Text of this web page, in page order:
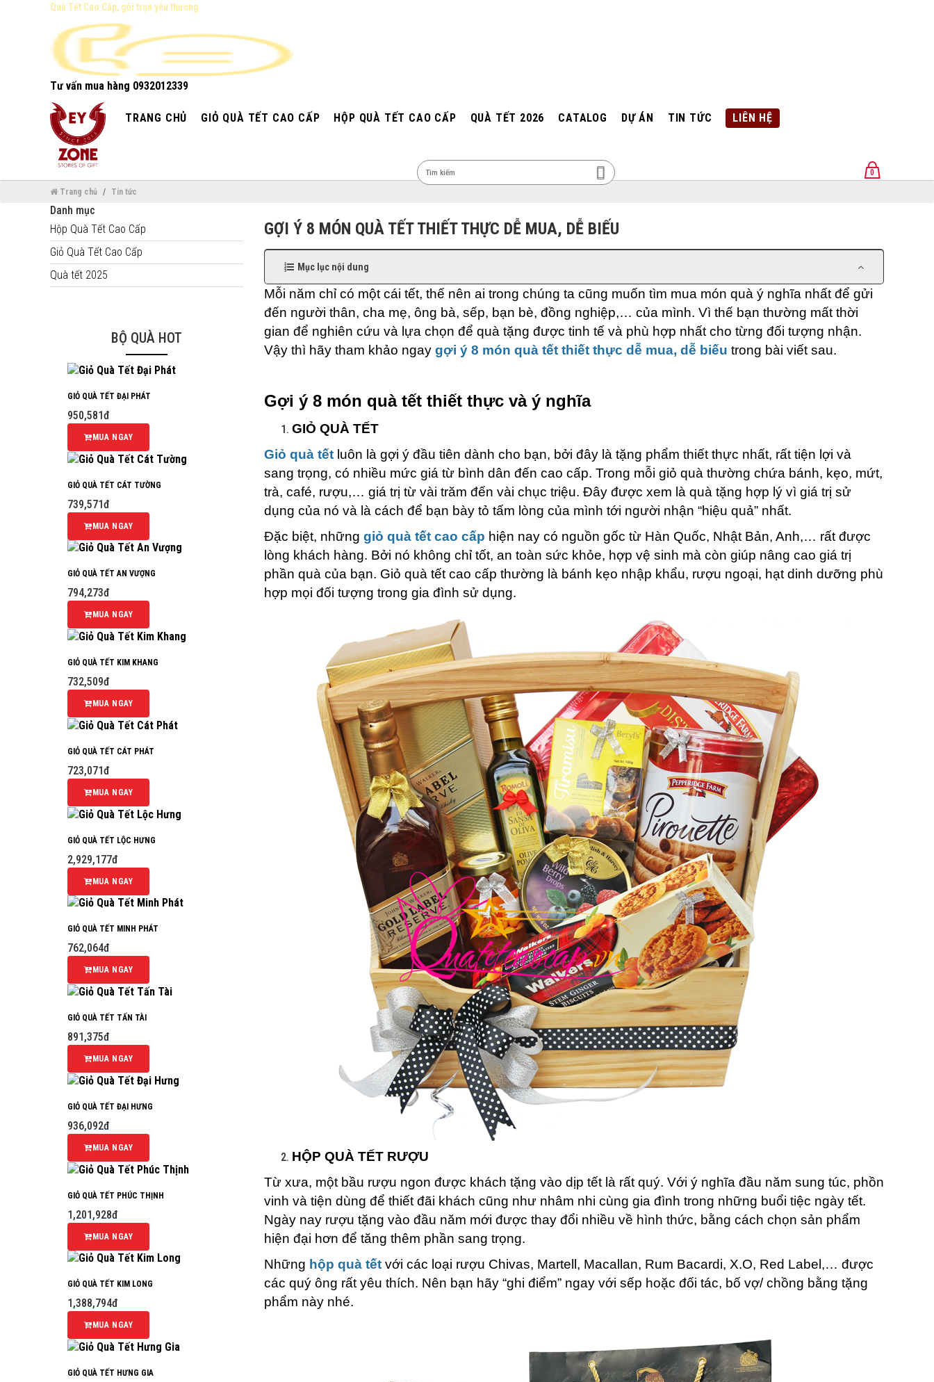
Quà Tết Cao Cấp, gói trọn yêu thương
Tư vấn mua hàng 0932012339
TRANG CHỦ GIỎ QUÀ TẾT CAO CẤP HỘP QUÀ TẾT CAO CẤP QUÀ TẾT 2026 CATALOG DỰ ÁN TIN TỨC LIÊN HỆ
MENU
0
Trang chủ
Tin tức
GỢI Ý 8 MÓN QUÀ TẾT THIẾT THỰC DỄ MUA, DỄ BIẾU
Mục lục nội dung
Mỗi năm chỉ có một cái tết, thế nên ai trong chúng ta cũng muốn tìm mua món quà ý nghĩa nhất để gửi
đến người thân, cha mẹ, ông bà, sếp, bạn bè, đồng nghiệp,… của mình. Vì thế bạn thường mất thời
gian để nghiên cứu và lựa chọn để quà tặng được tinh tế và phù hợp nhất cho từng đối tượng nhận.
Vậy thì hãy tham khảo ngay gợi ý 8 món quà tết thiết thực dễ mua, dễ biếu trong bài viết sau.
Gợi ý 8 món quà tết thiết thực và ý nghĩa
GIỎ QUÀ TẾT
Giỏ quà tết luôn là gợi ý đầu tiên dành cho bạn, bởi đây là tặng phẩm thiết thực nhất, rất tiện lợi và
sang trọng, có nhiều mức giá từ bình dân đến cao cấp. Trong mỗi giỏ quà thường chứa bánh, kẹo, mứt,
trà, café, rượu,… giá trị từ vài trăm đến vài chục triệu. Đây được xem là quà tặng hợp lý vì giá trị sử
dụng của nó và là cách để bạn bày tỏ tấm lòng của mình tới người nhận “hiệu quả” nhất.
Đặc biệt, những giỏ quà tết cao cấp hiện nay có nguồn gốc từ Hàn Quốc, Nhật Bản, Anh,… rất được
lòng khách hàng. Bởi nó không chỉ tốt, an toàn sức khỏe, hợp vệ sinh mà còn giúp nâng cao giá trị
phần quà của bạn. Giỏ quà tết cao cấp thường là bánh kẹo nhập khẩu, rượu ngoại, hạt dinh dưỡng phù
hợp mọi đối tượng trong gia đình sử dụng.
HỘP QUÀ TẾT RƯỢU
Từ xưa, một bầu rượu ngon được khách tặng vào dịp tết là rất quý. Với ý nghĩa đầu năm sung túc, phồn
vinh và tiện dùng để thiết đãi khách cũng như nhâm nhi cùng gia đình trong những buổi tiệc ngày tết.
Ngày nay rượu tặng vào đầu năm mới được thay đổi nhiều về hình thức, bằng cách chọn sản phẩm
hiện đại hơn để tăng thêm phần sang trọng.
Những hộp quà tết với các loại rượu Chivas, Martell, Macallan, Rum Bacardi, X.O, Red Label,… được
các quý ông rất yêu thích. Nên bạn hãy “ghi điểm” ngay với sếp hoặc đối tác, bố vợ/ chồng bằng tặng
phẩm này nhé.
Danh mục
Hộp Quà Tết Cao Cấp
Giỏ Quà Tết Cao Cấp
Quà tết 2025
BỘ QUÀ HOT
GIỎ QUÀ TẾT ĐẠI PHÁT
950,581đ
MUA NGAY
GIỎ QUÀ TẾT CÁT TƯỜNG
739,571đ
MUA NGAY
GIỎ QUÀ TẾT AN VƯỢNG
794,273đ
MUA NGAY
GIỎ QUÀ TẾT KIM KHANG
732,509đ
MUA NGAY
GIỎ QUÀ TẾT CÁT PHÁT
723,071đ
MUA NGAY
GIỎ QUÀ TẾT LỘC HƯNG
2,929,177đ
MUA NGAY
GIỎ QUÀ TẾT MINH PHÁT
762,064đ
MUA NGAY
GIỎ QUÀ TẾT TẤN TÀI
891,375đ
MUA NGAY
GIỎ QUÀ TẾT ĐẠI HƯNG
936,092đ
MUA NGAY
GIỎ QUÀ TẾT PHÚC THỊNH
1,201,928đ
MUA NGAY
GIỎ QUÀ TẾT KIM LONG
1,388,794đ
MUA NGAY
GIỎ QUÀ TẾT HƯNG GIA